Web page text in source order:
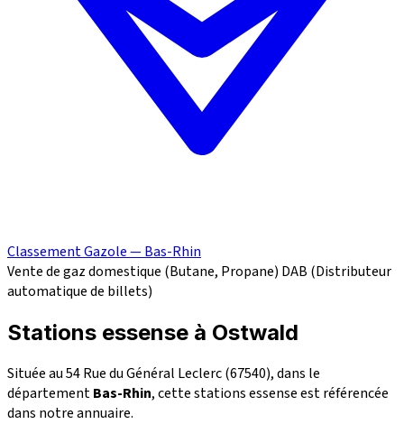
Classement Gazole — Bas-Rhin
Vente de gaz domestique (Butane, Propane) DAB (Distributeur
automatique de billets)
Stations essense à Ostwald
Située au 54 Rue du Général Leclerc (67540), dans le
départementBas-Rhin, cette stations essense est référencée
dans notre annuaire.